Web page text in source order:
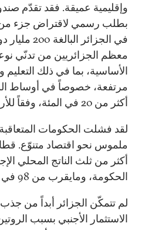
وإقليمية عميقة. فقد تقدّم
بطلب رسمي لاقتراض جزء من
في الجزائر
معظم الجزائريين من تدنّي
الأساسية، بما في ذلك التعليم
مرتفعة، خصوصاً في أوساط
أكثر من 20 في المئة، وفقاً للأرقام الرسمية.
لقد فشلت الحكومات
ملموس نحو اقتصاد متنوّع.
أكثر من ثلث الناتج المحلي
الحكومة، ومايقرب من 98 في المئة من الصادرات.
لم تتمكّن الجزائر أبداً من
الاستثمار الأجنبي بسبب